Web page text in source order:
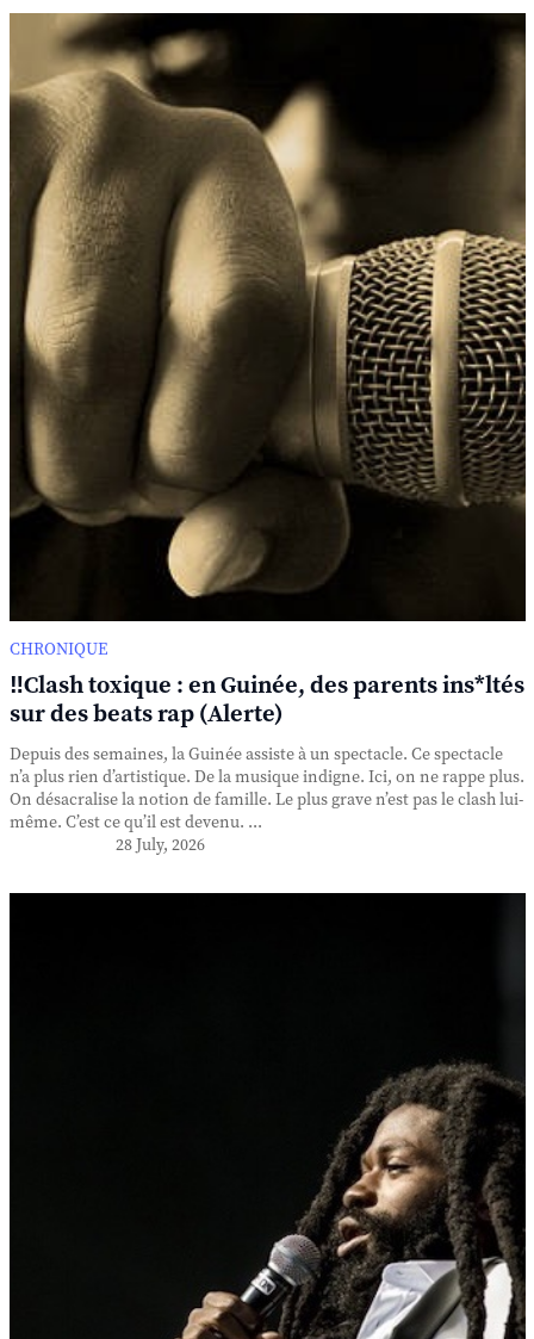
CHRONIQUE
‼️Clash toxique : en Guinée, des parents ins*ltés
sur des beats rap (Alerte)
Depuis des semaines, la Guinée assiste à un spectacle. Ce spectacle
n’a plus rien d’artistique. De la musique indigne. Ici, on ne rappe plus.
On désacralise la notion de famille. Le plus grave n’est pas le clash lui-
même. C’est ce qu’il est devenu. ...
28 July, 2026